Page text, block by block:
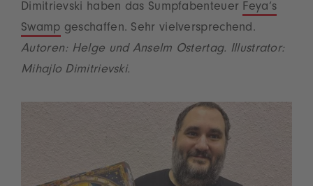
Dimitrievski haben das Sumpfabenteuer Feya’s
Swamp geschaffen. Sehr vielversprechend.
Autoren: Helge und Anselm Ostertag. Illustrator:
Mihajlo Dimitrievski.